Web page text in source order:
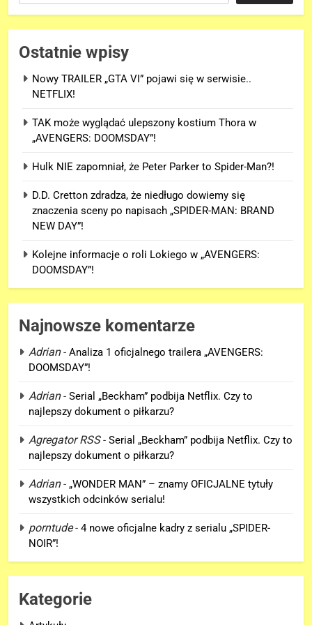
Ostatnie wpisy
Nowy TRAILER „GTA VI” pojawi się w serwisie..
NETFLIX!
TAK może wyglądać ulepszony kostium Thora w
„AVENGERS: DOOMSDAY”!
Hulk NIE zapomniał, że Peter Parker to Spider-Man?!
D.D. Cretton zdradza, że niedługo dowiemy się
znaczenia sceny po napisach „SPIDER-MAN: BRAND
NEW DAY”!
Kolejne informacje o roli Lokiego w „AVENGERS:
DOOMSDAY”!
Najnowsze komentarze
Adrian- Analiza 1 oficjalnego trailera „AVENGERS:
DOOMSDAY”!
Adrian- Serial „Beckham” podbija Netflix. Czy to
najlepszy dokument o piłkarzu?
Agregator RSS- Serial „Beckham” podbija Netflix. Czy to
najlepszy dokument o piłkarzu?
Adrian- „WONDER MAN” – znamy OFICJALNE tytuły
wszystkich odcinków serialu!
porntude- 4 nowe oficjalne kadry z serialu „SPIDER-
NOIR”!
Kategorie
5
Kolejne informacje o roli
DOOMSDAY”!
FILMY